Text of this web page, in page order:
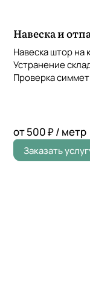
Навеска и
Навеска штор на
Устранение
Проверка
от 500 ₽ / метр
Заказать